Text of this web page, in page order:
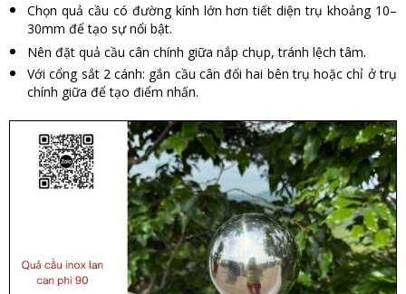
Chọn quả cầu có đường kính lớn hơn tiết diện trụ khoảng 10–
30mm để tạo sự nổi bật.
Nên đặt quả cầu cân chính giữa nắp chụp, tránh lệch tâm.
Với cổng sắt 2 cánh: gắn cầu cân đối hai bên trụ hoặc chỉ ở trụ
chính giữa để tạo điểm nhấn.